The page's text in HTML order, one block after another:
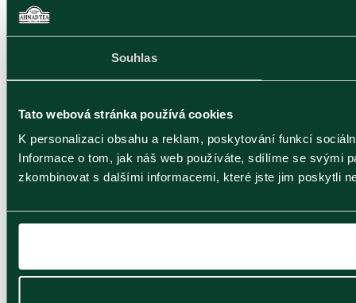
Souhlas
Tato webová stránka používá cookies
K personalizaci obsahu a reklam, poskytování funkcí
Informace o tom, jak náš web používáte, sdílíme se svými
zkombinovat s dalšími informacemi, které jste jim poskytli